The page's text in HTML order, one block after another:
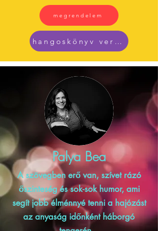
megrendelem
hangoskönyv verzió
Palya Bea
A szövegben erő van, szívet rázó
őszinteség és sok-sok humor, ami
segít jobb élménnyé tenni a hajózást
az anyaság időnként háborgó